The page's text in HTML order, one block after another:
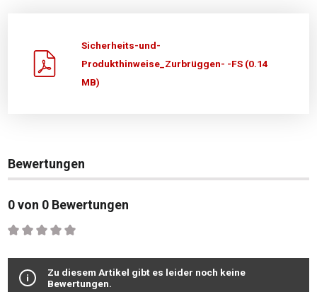
Sicherheits-und-
Produkthinweise_Zurbrüggen- -FS (0.14
MB)
Bewertungen
0 von 0 Bewertungen
Durchschnittliche Bewertung von 0 von 5 Sternen
Zu diesem Artikel gibt es leider noch keine
Bewertungen.